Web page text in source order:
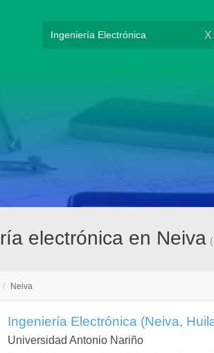
X
electrónica en Neiva
/ Neiva
Ingeniería Electrónica (Neiva,
Universidad Antonio Nariño